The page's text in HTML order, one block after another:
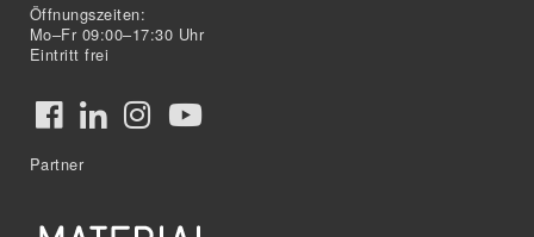
Öffnungszeiten:
Mo–Fr 09:00–17:30 Uhr
Eintritt frei
Partner